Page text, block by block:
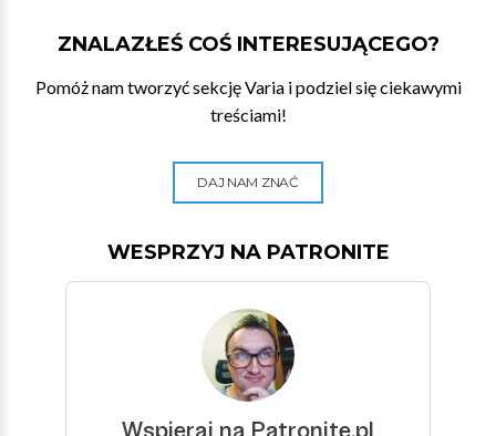
ZNALAZŁEŚ COŚ INTERESUJĄCEGO?
Pomóż nam tworzyć sekcję Varia i podziel się ciekawymi
treściami!
DAJ NAM ZNAĆ
WESPRZYJ NA PATRONITE